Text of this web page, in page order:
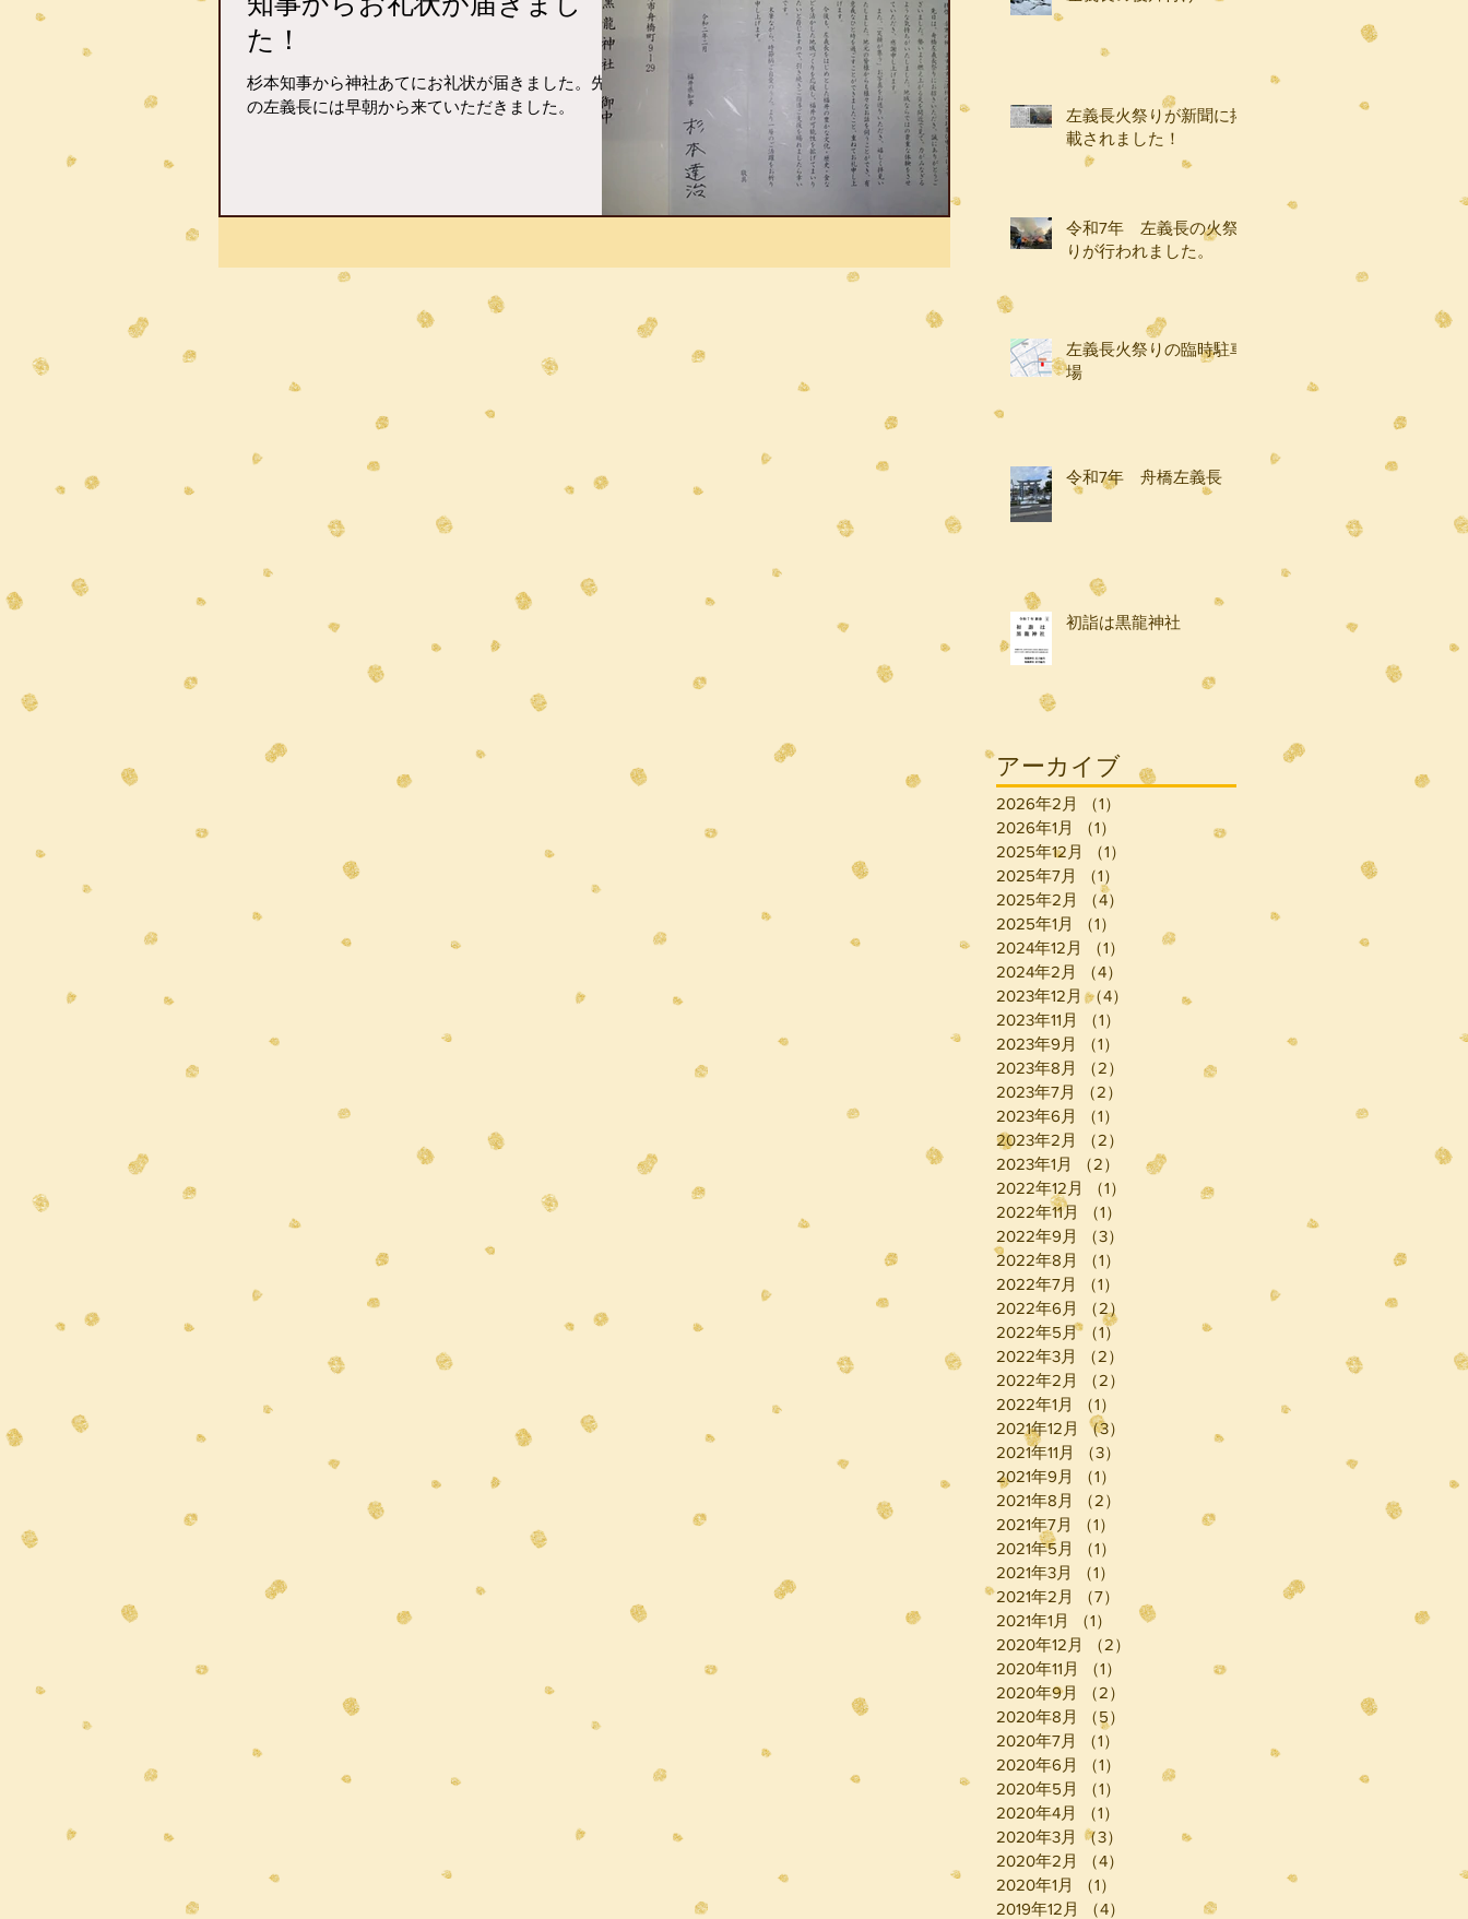
た！
杉本知事から神社あてにお礼状が届きました。先日
の左義長には早朝から来ていただきました。
左義長火祭りが新聞に掲
載されました！
令和7年 左義長の火祭
りが行われました。
左義長火祭りの臨時駐車
場
令和7年 舟橋左義長
初詣は黒龍神社
アーカイブ
2026年2月 （1）
2026年1月
（1）
2025年12月
（1）
2025年7月
（1）
2025年2月
（4）
2025年1月
（1）
2024年12月
（1）
1件の記事
2024年2月
（4）
2023年12月 （4）
4件の記事
2023年11月
（1）
2023年9月
（1）
2023年8月
（2）
2023年7月
（2）
2023年6月
（1）
2023年2月
（2）
2023年1月
（2）
2件の記事
2022年12月
（1）
2022年11月
（1）
2022年9月
（3）
2022年8月
（1）
2022年7月
（1）
2022年6月
（2）
2022年5月 （1）
2022年3月
（2）
2022年2月
（2）
2022年1月
（1）
2021年12月
（3）
2021年11月
（3）
2021年9月
（1）
2021年8月
（2）
2021年7月
（1）
2021年5月
（1）
2021年3月
（1）
2021年2月
（7）
2021年1月
（1）
1件の記事
2020年12月
（2）
2020年11月
（1）
2020年9月
（2）
2020年8月
（5）
2020年7月
（1）
2020年6月
（1）
1件の記事
2020年5月
（1）
2020年4月
（1）
2020年3月 （3）
3件の記事
2020年2月
（4）
2020年1月
（1）
2019年12月
（4）